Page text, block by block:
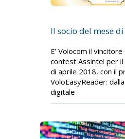
Il socio del mese
E’ Volocom il vincitore
contest Assintel per il
di aprile 2018, con il
VoloEasyReader:
digitale